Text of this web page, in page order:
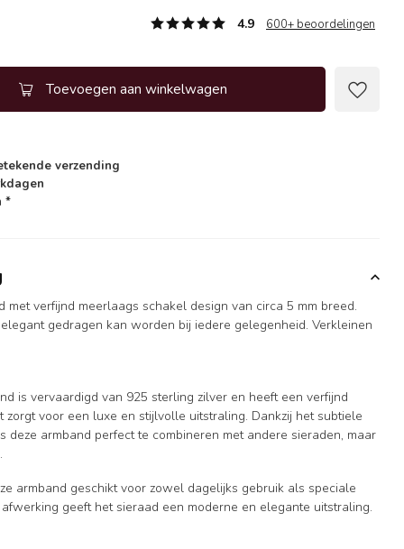
4.9 600+ beoordelingen
Toevoegen aan winkelwagen
verzending
*
met verfijnd meerlaags schakel design van circa 5 mm breed.
gedragen kan worden bij iedere gelegenheid. Verkleinen
is vervaardigd van 925 sterling zilver en heeft een verfijnd
zorgt voor een luxe en stijlvolle uitstraling. Dankzij het subtiele
deze armband perfect te combineren met andere sieraden, maar
armband geschikt voor zowel dagelijks gebruik als speciale
geeft het sieraad een moderne en elegante uitstraling.